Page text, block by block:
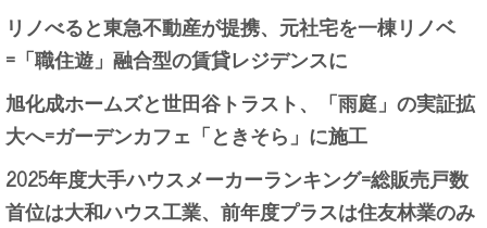
リノべると東急不動産が提携、元社宅を一棟リノベ
=「職住遊」融合型の賃貸レジデンスに
旭化成ホームズと世田谷トラスト、「雨庭」の実証拡
大へ=ガーデンカフェ「ときそら」に施工
2025年度大手ハウスメーカーランキング=総販売戸数
首位は大和ハウス工業、前年度プラスは住友林業のみ